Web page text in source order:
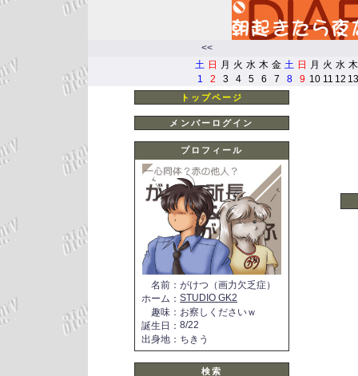
<<
土 日 月 火 水 木 金 土 日 月 火 水 木
1
2 3 4 5 6 7 8 9 10 11 12 13
トップページ
メンバーログイン
プロフィール
名前 ： がけつ（画力欠乏症）
ホーム ： STUDIO GK2
趣味 ： お察しくださいｗ
誕生日 ： 8/22
出身地 ： ちきう
検索